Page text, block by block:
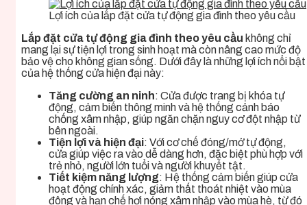
Lợi ích của lắp đặt cửa tự động gia đình theo yêu cầu
Lắp đặt cửa tự động gia đình theo yêu cầu không chỉ
mang lại sự tiện lợi trong sinh hoạt mà còn nâng cao mức độ
bảo vệ cho không gian sống. Dưới đây là những lợi ích nổi bật
của hệ thống cửa hiện đại này:
Tăng cường an ninh: Cửa được trang bị khóa tự
động, cảm biến thông minh và hệ thống cảnh báo
chống xâm nhập, giúp ngăn chặn nguy cơ đột nhập từ
bên ngoài.
Tiện lợi và hiện đại: Với cơ chế đóng/mở tự động,
cửa giúp việc ra vào dễ dàng hơn, đặc biệt phù hợp với
trẻ nhỏ, người lớn tuổi và người khuyết tật.
Tiết kiệm năng lượng: Hệ thống cảm biến giúp cửa
hoạt động chính xác, giảm thất thoát nhiệt vào mùa
đông và hạn chế hơi nóng xâm nhập vào mùa hè, từ đó